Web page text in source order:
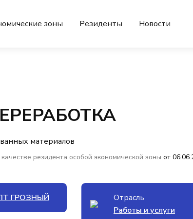
зоны Резиденты Новости
материалов
резидента особой экономической зоны от
ГРОЗНЫЙ
Отрасль
Работы и услуги